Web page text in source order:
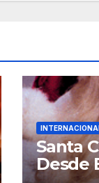
Santa
Desde